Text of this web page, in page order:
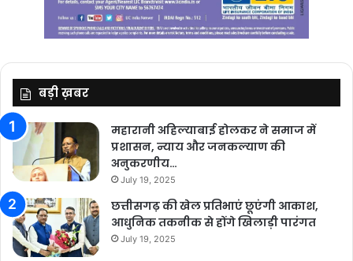
बड़ी ख़बर
महारानी अहिल्याबाई होलकर ने समाज में
प्रशासन, न्याय और जनकल्याण की
अनुकरणीय…
July 19, 2025
छत्तीसगढ़ की खेल प्रतिभाएं छूएंगी आकाश,
आधुनिक तकनीक से होंगे खिलाड़ी पारंगत
July 19, 2025